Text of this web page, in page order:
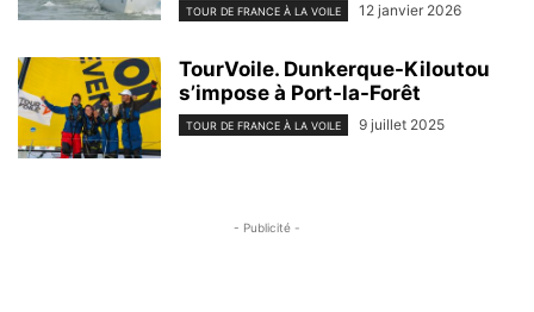
TOUR DE FRANCE À LA VOILE 12 janvier 2026
TourVoile. Dunkerque-Kiloutou
s’impose à Port-la-Forêt
TOUR DE FRANCE À LA VOILE 9 juillet 2025
- Publicité -